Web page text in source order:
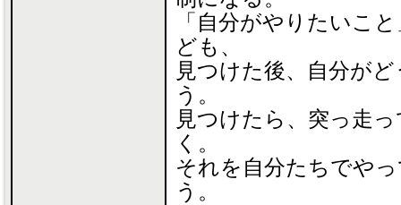
「自分がやりたいこ
ども、
見つけた後、自分が
う。
見つけたら、突っ走
く。
それを自分たちでや
う。